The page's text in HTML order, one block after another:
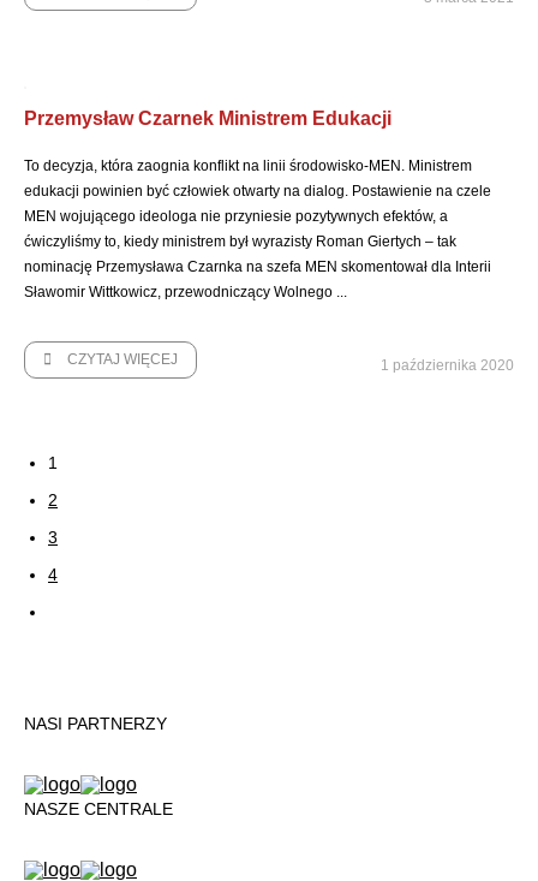
Przemysław Czarnek Ministrem Edukacji
To decyzja, która zaognia konflikt na linii środowisko-MEN. Ministrem
edukacji powinien być człowiek otwarty na dialog. Postawienie na czele
MEN wojującego ideologa nie przyniesie pozytywnych efektów, a
ćwiczyliśmy to, kiedy ministrem był wyrazisty Roman Giertych – tak
nominację Przemysława Czarnka na szefa MEN skomentował dla Interii
Sławomir Wittkowicz, przewodniczący Wolnego ...
CZYTAJ WIĘCEJ 1 października 2020
1
2
3
4
NASI PARTNERZY
NASZE CENTRALE